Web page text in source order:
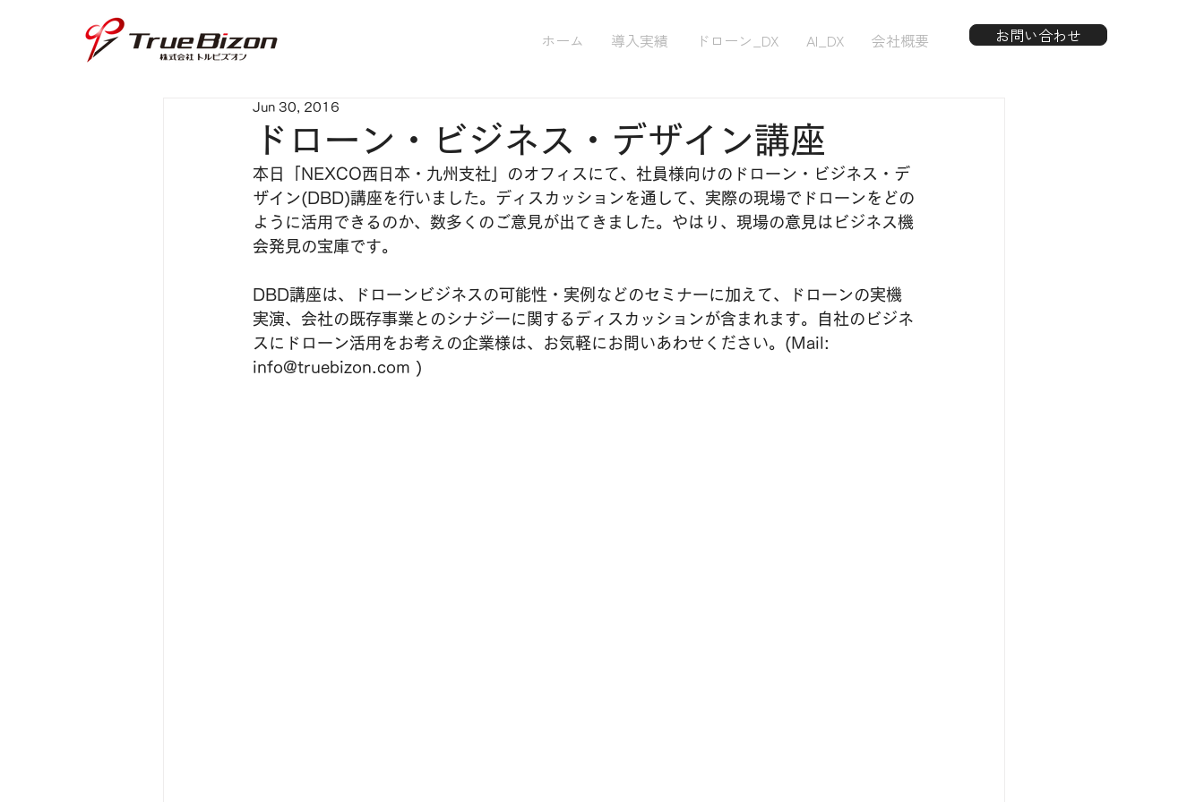
ホーム 導入実績 ドローン_DX AI_DX 会社概要 お問い合わせ
ドローン・ビジネス・デザイン講座
Jun 30, 2016
本日「NEXCO西日本・九州支社」のオフィスにて、社員様向けのドローン・ビジネス・デ
ザイン(DBD)講座を行いました。ディスカッションを通して、実際の現場でドローンをどの
ように活用できるのか、数多くのご意見が出てきました。やはり、現場の意見はビジネス機
会発見の宝庫です。
DBD講座は、ドローンビジネスの可能性・実例などのセミナーに加えて、ドローンの実機
実演、会社の既存事業とのシナジーに関するディスカッションが含まれます。自社のビジネ
スにドローン活用をお考えの企業様は、お気軽にお問いあわせください。(Mail:
info@truebizon.com )